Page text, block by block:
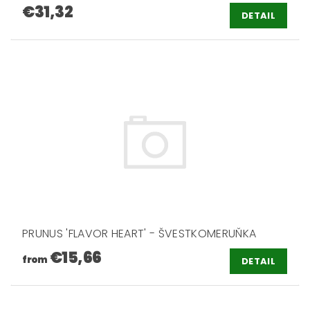
€31,32 DETAIL
PRUNUS 'FLAVOR HEART' - ŠVESTKOMERUŇKA
from €15,66 DETAIL